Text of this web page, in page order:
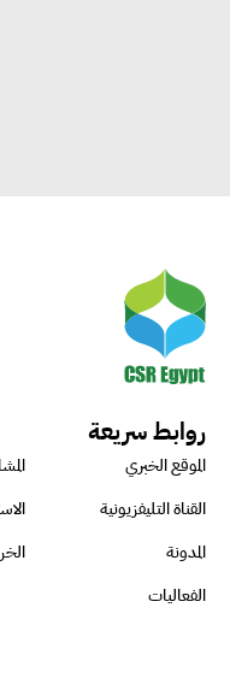
روابط سريعة
الموقع الخبري
القناة التليفزيونية
المدونة
الفعاليات